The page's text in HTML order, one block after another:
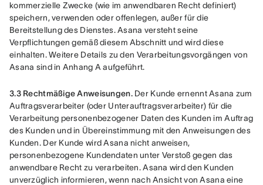
kommerzielle Zwecke (wie im anwendbaren Recht definiert)
speichern, verwenden oder offenlegen, außer für die
Bereitstellung des Dienstes. Asana versteht seine
Verpflichtungen gemäß diesem Abschnitt und wird diese
einhalten. Weitere Details zu den Verarbeitungsvorgängen von
Asana sind in Anhang A aufgeführt.
3.3 Rechtmäßige Anweisungen. Der Kunde ernennt Asana zum
Auftragsverarbeiter (oder Unterauftragsverarbeiter) für die
Verarbeitung personenbezogener Daten des Kunden im Auftrag
des Kunden und in Übereinstimmung mit den Anweisungen des
Kunden. Der Kunde wird Asana nicht anweisen,
personenbezogene Kundendaten unter Verstoß gegen das
anwendbare Recht zu verarbeiten. Asana wird den Kunden
unverzüglich informieren, wenn nach Ansicht von Asana eine